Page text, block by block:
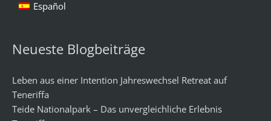
Español
Neueste Blogbeiträge
Leben aus einer Intention Jahreswechsel Retreat auf
Teneriffa
Teide Nationalpark – Das unvergleichliche Erlebnis